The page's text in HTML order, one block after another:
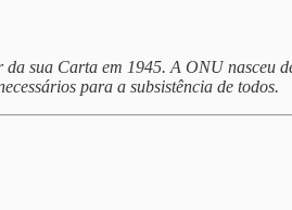
sua Carta em 1945. A ONU nasceu
para a subsistência de todos.